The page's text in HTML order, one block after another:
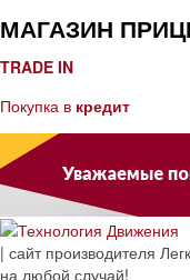
МАГАЗИН
TRADE IN
Покупка в кредит
| сайт производителя
на любой случай!